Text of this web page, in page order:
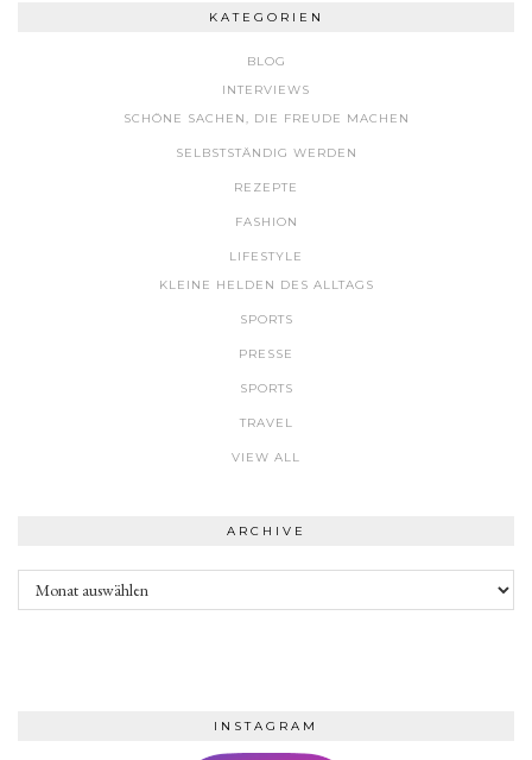
KATEGORIEN
BLOG
INTERVIEWS
SCHÖNE SACHEN, DIE FREUDE MACHEN
SELBSTSTÄNDIG WERDEN
REZEPTE
FASHION
LIFESTYLE
KLEINE HELDEN DES ALLTAGS
SPORTS
PRESSE
SPORTS
TRAVEL
VIEW ALL
ARCHIVE
Archive
INSTAGRAM